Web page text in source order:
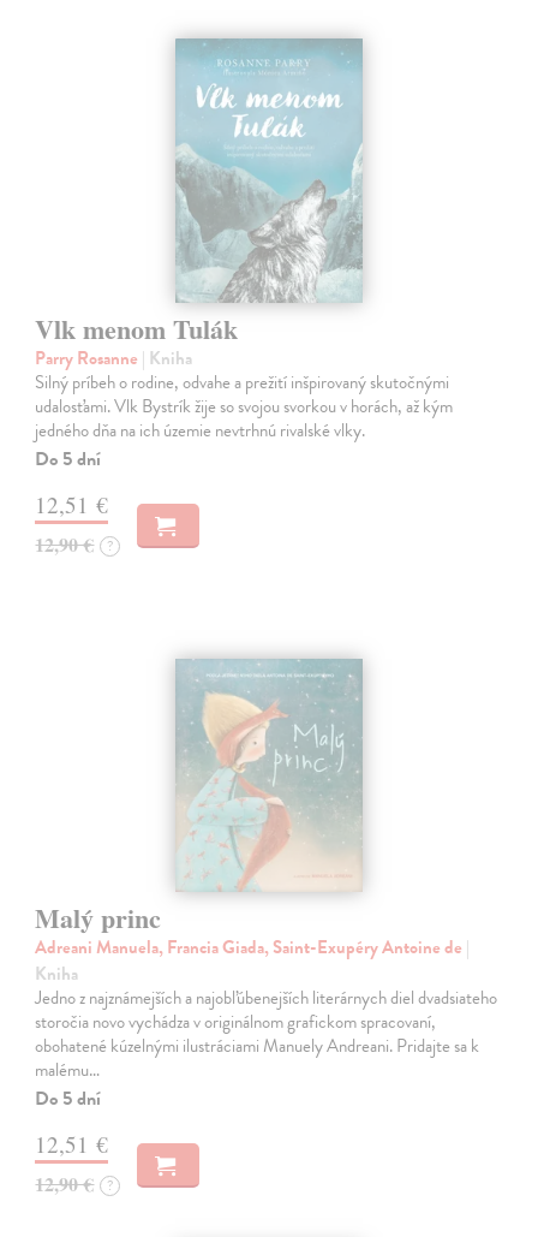
Vlk menom Tulák
Parry Rosanne | Kniha
Silný príbeh o rodine, odvahe a prežití inšpirovaný skutočnými
udalosťami. Vlk Bystrík žije so svojou svorkou v horách, až kým
jedného dňa na ich územie nevtrhnú rivalské vlky.
Do 5 dní
12,51 €
12,90 € ?
Malý princ
Adreani Manuela, Francia Giada, Saint-Exupéry Antoine de |
Kniha
Jedno z najznámejších a najobľúbenejších literárnych diel dvadsiateho
storočia novo vychádza v originálnom grafickom spracovaní,
obohatené kúzelnými ilustráciami Manuely Andreani. Pridajte sa k
malému…
Do 5 dní
12,51 €
12,90 € ?